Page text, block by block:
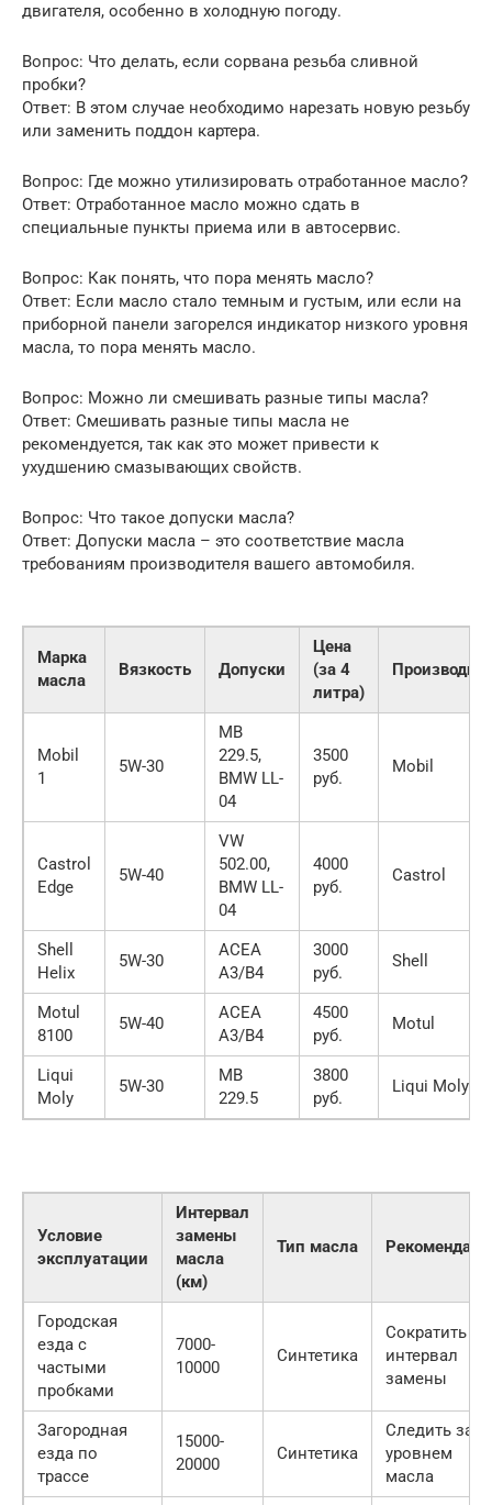
двигателя, особенно в холодную погоду.
Вопрос: Что делать, если сорвана резьба сливной
пробки?
Ответ: В этом случае необходимо нарезать новую резьбу
или заменить поддон картера.
Вопрос: Где можно утилизировать отработанное масло?
Ответ: Отработанное масло можно сдать в
специальные пункты приема или в автосервис.
Вопрос: Как понять, что пора менять масло?
Ответ: Если масло стало темным и густым, или если на
приборной панели загорелся индикатор низкого уровня
масла, то пора менять масло.
Вопрос: Можно ли смешивать разные типы масла?
Ответ: Смешивать разные типы масла не
рекомендуется, так как это может привести к
ухудшению смазывающих свойств.
Вопрос: Что такое допуски масла?
Ответ: Допуски масла – это соответствие масла
требованиям производителя вашего автомобиля.
Марка
масла
Вязкость Допуски
Цена
(за 4
литра)
Mobil
1
5W-30
MB
229.5,
BMW LL-
04
3500
руб.
Mobil
Castrol
Edge
5W-40
VW
502.00,
BMW LL-
04
4000
руб.
Castrol
Shell
Helix
5W-30
ACEA
A3/B4
3000
руб.
Shell
Motul
8100
5W-40
ACEA
A3/B4
4500
руб.
Motul
Liqui
Moly
5W-30
MB
229.5
3800
руб.
Liqui Moly
Условие
эксплуатации
Интервал
замены
масла
(км)
Тип масла
Городская
езда с
частыми
пробками
7000-
10000
Синтетика
Сократить
интервал
замены
Загородная
езда по
трассе
15000-
20000
Синтетика
Следить за
уровнем
масла